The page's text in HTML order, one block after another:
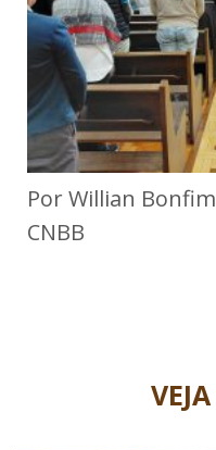
Por Willian
CNBB